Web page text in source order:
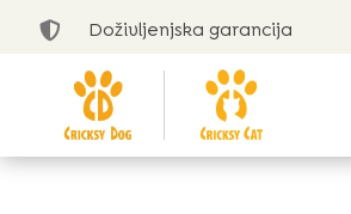
 Doživljenjska garancija